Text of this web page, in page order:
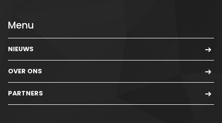
Menu
NIEUWS
OVER ONS
PARTNERS